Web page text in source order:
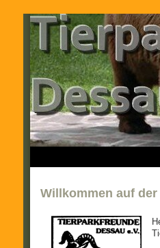
Willkommen auf